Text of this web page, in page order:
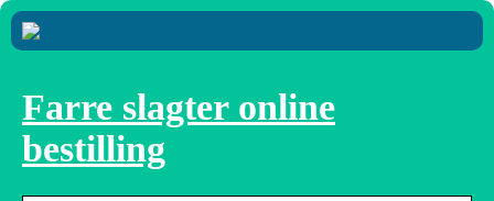
Farre slagter online
bestilling